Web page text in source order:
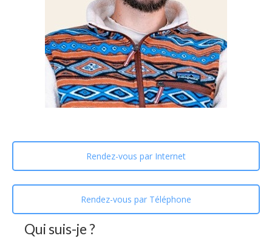
Qui suis-je ?
Rendez-vous par Internet
Rendez-vous par Téléphone